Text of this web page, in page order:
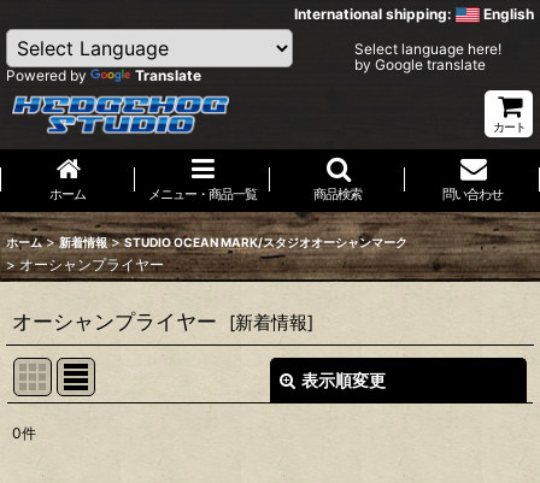
International shipping: English
Powered by Translate
Select language here!
by Google translate
カート
ホーム メニュー・商品一覧 商品検索 問い合わせ
ホーム > 新着情報 > STUDIO OCEAN MARK/スタジオオーシャンマーク
> オーシャンプライヤー
オーシャンプライヤー [新着情報]
表示順変更
0件